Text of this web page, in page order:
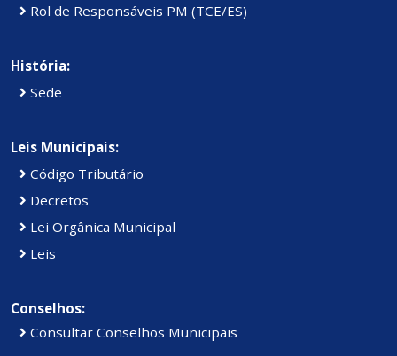
Rol de Responsáveis PM (TCE/ES)
História:
Sede
Leis Municipais:
Código Tributário
Decretos
Lei Orgânica Municipal
Leis
Conselhos:
Consultar Conselhos Municipais